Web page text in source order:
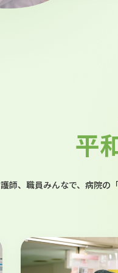
平
師、職員みんなで、病院の